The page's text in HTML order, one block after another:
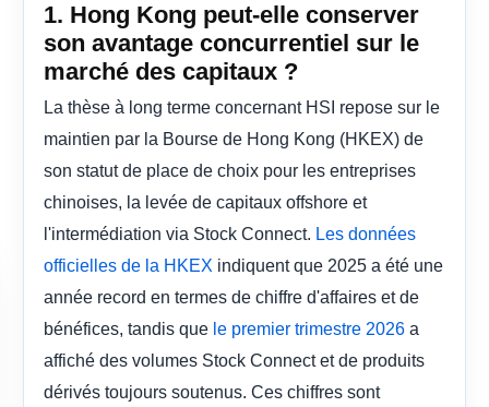
1. Hong Kong peut-elle conserver
son avantage concurrentiel sur le
marché des capitaux ?
La thèse à long terme concernant HSI repose sur le
maintien par la Bourse de Hong Kong (HKEX) de
son statut de place de choix pour les entreprises
chinoises, la levée de capitaux offshore et
l'intermédiation via Stock Connect. Les données
officielles de la HKEX indiquent que 2025 a été une
année record en termes de chiffre d'affaires et de
bénéfices, tandis que le premier trimestre 2026 a
affiché des volumes Stock Connect et de produits
dérivés toujours soutenus. Ces chiffres sont